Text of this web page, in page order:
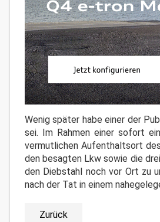
Wenig später habe einer der
sei. Im Rahmen einer sofort
vermutlichen Aufenthaltsort
den besagten Lkw sowie die
den Diebstahl noch vor Ort zu
nach der Tat in einem
Zurück